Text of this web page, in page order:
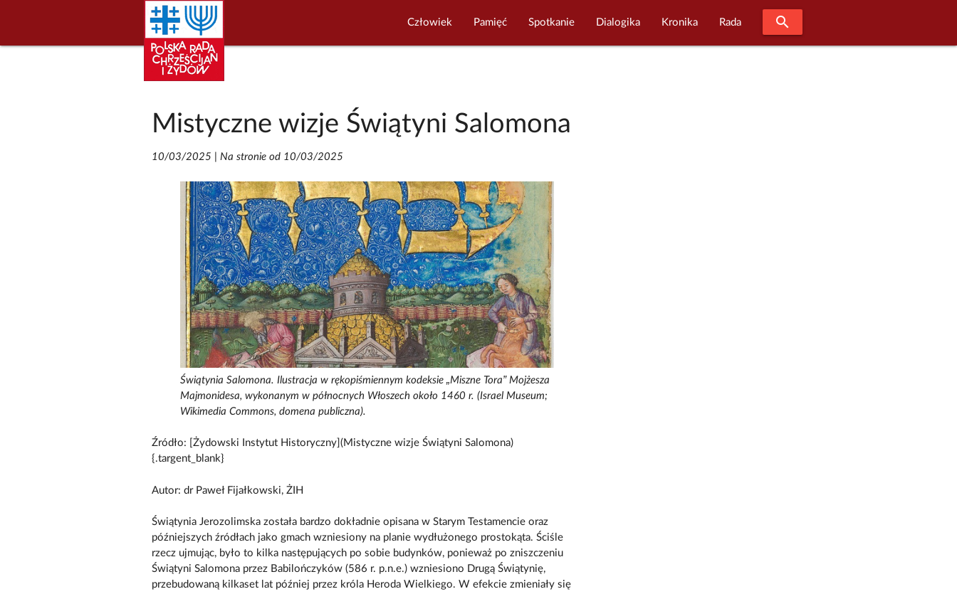
Człowiek Pamięć Spotkanie Dialogika Kronika Rada search
Mistyczne wizje Świątyni Salomona
10/03/2025 Na stronie od 10/03/2025
Świątynia Salomona. Ilustracja w rękopiśmiennym kodeksie „Miszne Tora” Mojżesza
Majmonidesa, wykonanym w północnych Włoszech około 1460 r. (Israel Museum;
Wikimedia Commons, domena publiczna).
Źródło: [Żydowski Instytut Historyczny](Mistyczne wizje Świątyni Salomona)
{.targent_blank}
Autor: dr Paweł Fijałkowski, ŻIH
Świątynia Jerozolimska została bardzo dokładnie opisana w Starym Testamencie oraz
późniejszych źródłach jako gmach wzniesiony na planie wydłużonego prostokąta. Ściśle
rzecz ujmując, było to kilka następujących po sobie budynków, ponieważ po zniszczeniu
Świątyni Salomona przez Babilończyków (586 r. p.n.e.) wzniesiono Drugą Świątynię,
przebudowaną kilkaset lat później przez króla Heroda Wielkiego. W efekcie zmieniały się